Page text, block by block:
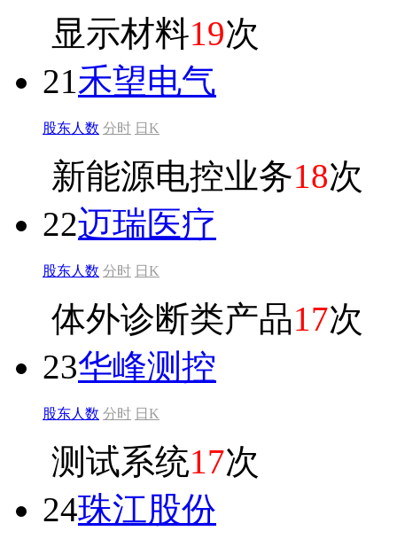
显示材料19次
21禾望电气
股东人数 分时 日K
新能源电控业务18次
22迈瑞医疗
股东人数 分时 日K
体外诊断类产品17次
23华峰测控
股东人数 分时 日K
测试系统17次
24珠江股份